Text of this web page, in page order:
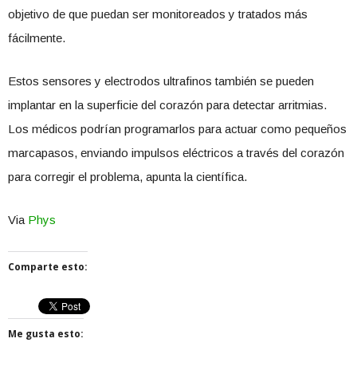
objetivo de que puedan ser monitoreados y tratados más
fácilmente.
Estos sensores y electrodos ultrafinos también se pueden
implantar en la superficie del corazón para detectar arritmias.
Los médicos podrían programarlos para actuar como pequeños
marcapasos, enviando impulsos eléctricos a través del corazón
para corregir el problema, apunta la científica.
Via Phys
Comparte esto:
Me gusta esto: